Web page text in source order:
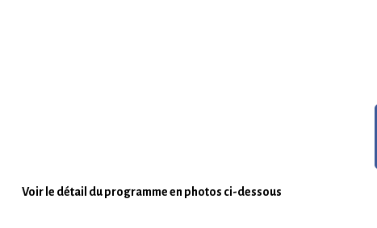
Voir le détail du programme en photos ci-dessous